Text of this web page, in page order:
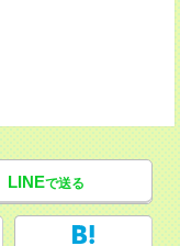
LINEで送る